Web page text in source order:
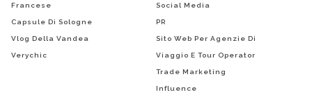
Francese
Capsule Di Sologne
Vlog Della Vandea
Verychic
Social Media
PR
Sito Web Per Agenzie Di
Viaggio E Tour Operator
Trade Marketing
Influence